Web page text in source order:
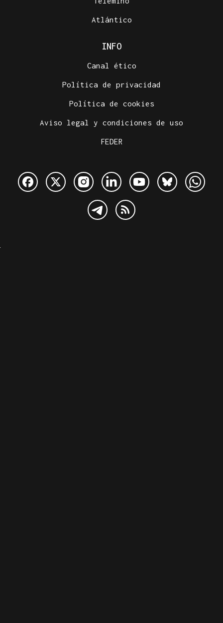
Atlántico
INFO
Canal ético
Política de privacidad
Política de cookies
Aviso legal y condiciones de uso
FEDER